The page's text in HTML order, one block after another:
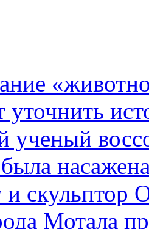
уточнить
и скульптор
Мотала